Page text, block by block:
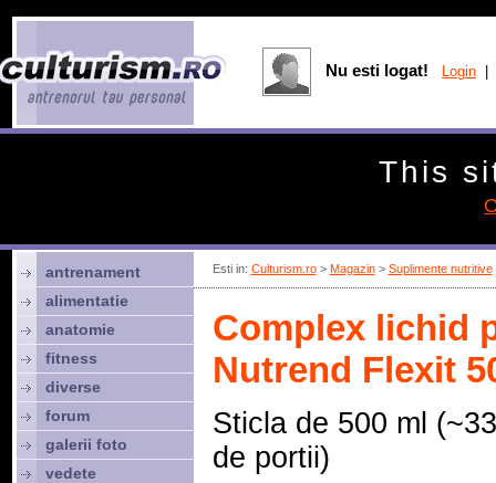
Esti in: Culturism.ro> Magazin> Suplimente nutritive
Complex lichid
Nutrend Flexit
Sticla de 500 ml (~33
de portii)
antrenament
alimentatie
anatomie
fitness
diverse
forum
galerii foto
vedete
Nu esti logat! Login
This